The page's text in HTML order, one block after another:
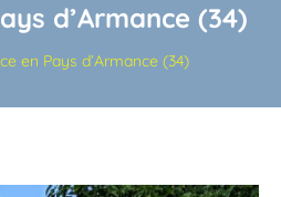
d’Armance (34)
en Pays d’Armance (34)